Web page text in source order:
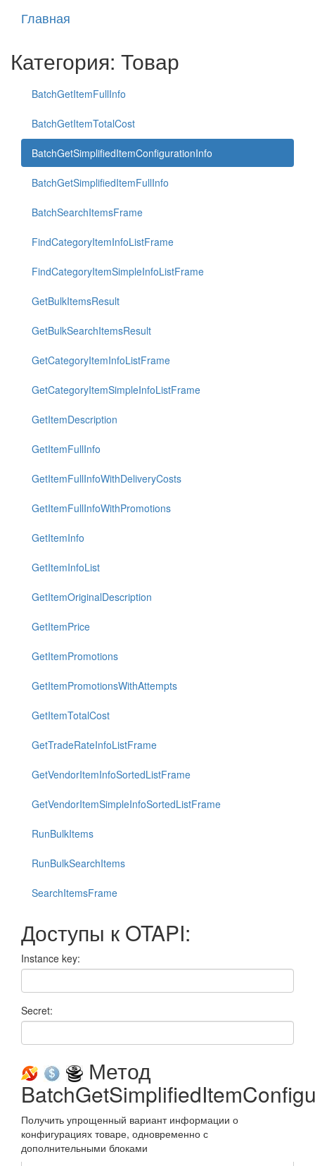
Главная
Категория: Товар
BatchGetItemFullInfo
BatchGetItemTotalCost
BatchGetSimplifiedItemConfigurationInfo
BatchGetSimplifiedItemFullInfo
BatchSearchItemsFrame
FindCategoryItemInfoListFrame
FindCategoryItemSimpleInfoListFrame
GetBulkItemsResult
GetBulkSearchItemsResult
GetCategoryItemInfoListFrame
GetCategoryItemSimpleInfoListFrame
GetItemDescription
GetItemFullInfo
GetItemFullInfoWithDeliveryCosts
GetItemFullInfoWithPromotions
GetItemInfo
GetItemInfoList
GetItemOriginalDescription
GetItemPrice
GetItemPromotions
GetItemPromotionsWithAttempts
GetItemTotalCost
GetTradeRateInfoListFrame
GetVendorItemInfoSortedListFrame
GetVendorItemSimpleInfoSortedListFrame
RunBulkItems
RunBulkSearchItems
SearchItemsFrame
Доступы к OTAPI:
Instance key:
Secret:
Метод
Получить упрощенный вариант информации о
конфигурациях товаре, одновременно с
дополнительными блоками